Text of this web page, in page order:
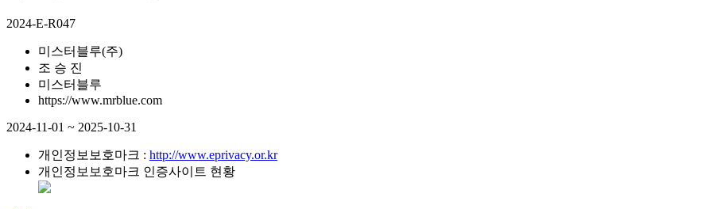
2024-E-R047
미스터블루(주)
조 승 진
미스터블루
https://www.mrblue.com
2024-11-01 ~ 2025-10-31
개인정보보호마크 : http://www.eprivacy.or.kr
개인정보보호마크 인증사이트 현황